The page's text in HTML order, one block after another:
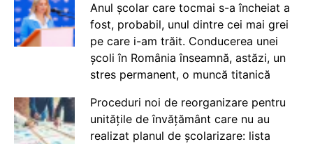
Anul școlar care tocmai s-a încheiat a
fost, probabil, unul dintre cei mai grei
pe care i-am trăit. Conducerea unei
școli în România înseamnă, astăzi, un
stres permanent, o muncă titanică
Proceduri noi de reorganizare pentru
unitățile de învățământ care nu au
realizat planul de școlarizare: lista